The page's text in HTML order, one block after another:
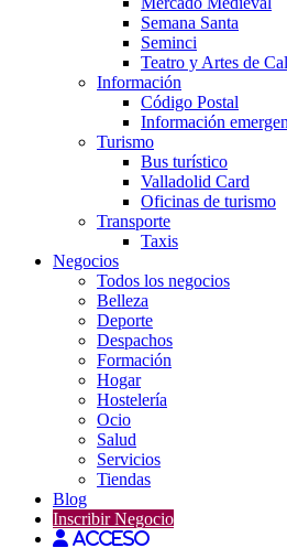
Semana Santa
Seminci
Teatro y Artes de
Información
Código Postal
Información
Turismo
Bus turístico
Valladolid Card
Oficinas de turismo
Transporte
Taxis
Negocios
Todos los negocios
Belleza
Deporte
Despachos
Formación
Hogar
Hostelería
Ocio
Salud
Servicios
Tiendas
Blog
Inscribir Negocio
Acceso